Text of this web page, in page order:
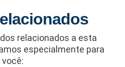
relacionados a esta
especialmente para
você: